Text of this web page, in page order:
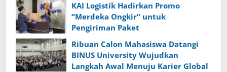
KAI Logistik Hadirkan Promo
“Merdeka Ongkir” untuk
Pengiriman Paket
Ribuan Calon Mahasiswa Datangi
BINUS University Wujudkan
Langkah Awal Menuju Karier Global